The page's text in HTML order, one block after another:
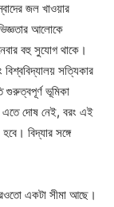
জল খাওয়ার
আলোকে
বহু সুযোগ থাকে।
বিশ্ববিদ্যালয় সত্যিকার
গুরুত্বপূর্ণ ভূমিকা
এতে দোষ নেই, বরং এই
বিদ্যার সঙ্গে
একটা সীমা আছে।